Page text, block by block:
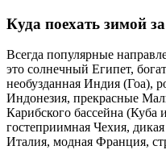
Куда поехать зимой
Всегда популярные
это солнечный Египет,
необузданная Индия (Гоа),
Индонезия, прекрасные
Карибского бассейна (Куба
гостеприимная Чехия,
Италия, модная Франция,